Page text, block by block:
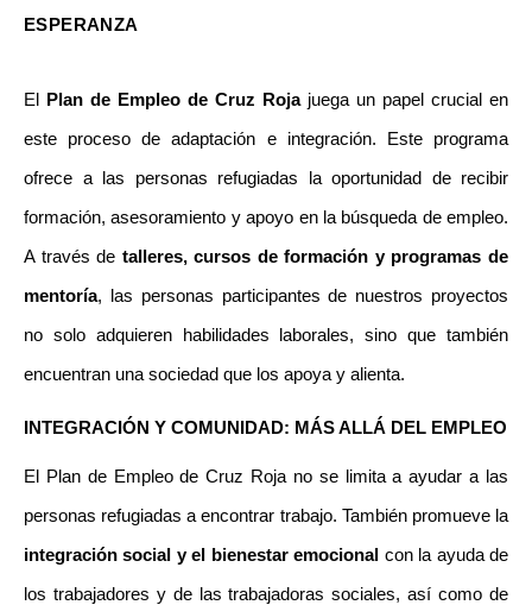
ESPERANZA
El Plan de Empleo de Cruz Roja juega un papel crucial en
este proceso de adaptación e integración. Este programa
ofrece a las personas refugiadas la oportunidad de recibir
formación, asesoramiento y apoyo en la búsqueda de empleo.
A través de talleres, cursos de formación y programas de
mentoría, las personas participantes de nuestros proyectos
no solo adquieren habilidades laborales, sino que también
encuentran una sociedad que los apoya y alienta.
INTEGRACIÓN Y COMUNIDAD: MÁS ALLÁ DEL EMPLEO
El Plan de Empleo de Cruz Roja no se limita a ayudar a las
integración social y el bienestar emocional con la ayuda de
los trabajadores y de las trabajadoras sociales, así como de